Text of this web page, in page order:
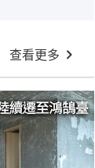
查看更多